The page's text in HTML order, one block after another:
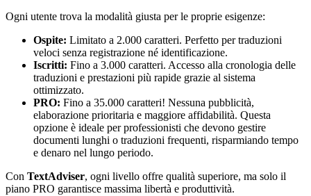
Ogni utente trova la modalità giusta per le proprie esigenze:
Ospite: Limitato a 2.000 caratteri. Perfetto per traduzioni
veloci senza registrazione né identificazione.
Iscritti: Fino a 3.000 caratteri. Accesso alla cronologia delle
traduzioni e prestazioni più rapide grazie al sistema
ottimizzato.
PRO: Fino a 35.000 caratteri! Nessuna pubblicità,
elaborazione prioritaria e maggiore affidabilità. Questa
opzione è ideale per professionisti che devono gestire
documenti lunghi o traduzioni frequenti, risparmiando tempo
e denaro nel lungo periodo.
Con TextAdviser, ogni livello offre qualità superiore, ma solo il
piano PRO garantisce massima libertà e produttività.